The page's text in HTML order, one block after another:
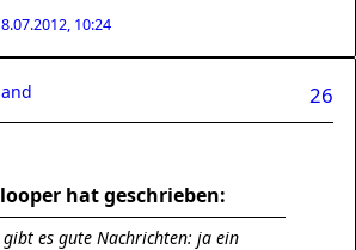
10:24
26
hat geschrieben:
gibt es gute Nachrichten: ja ein